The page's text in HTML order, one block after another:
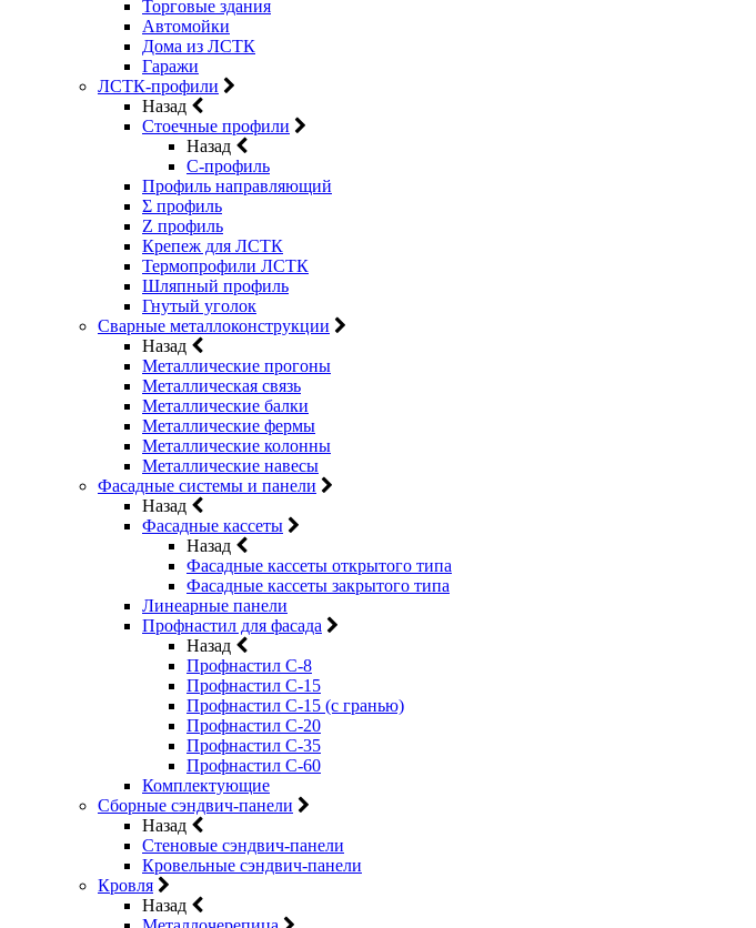
Торговые здания
Автомойки
Дома из ЛСТК
Гаражи
ЛСТК-профили
Назад
Стоечные профили
Назад
C-профиль
Профиль направляющий
Σ профиль
Z профиль
Крепеж для ЛСТК
Термопрофили ЛСТК
Шляпный профиль
Гнутый уголок
Сварные металлоконструкции
Назад
Металлические прогоны
Металлическая связь
Металлические балки
Металлические фермы
Металлические колонны
Металлические навесы
Фасадные системы и панели
Назад
Фасадные кассеты
Назад
Фасадные кассеты открытого типа
Фасадные кассеты закрытого типа
Линеарные панели
Профнастил для фасада
Назад
Профнастил С-8
Профнастил С-15
Профнастил С-15 (с гранью)
Профнастил С-20
Профнастил С-35
Профнастил С-60
Комплектующие
Сборные сэндвич-панели
Назад
Стеновые сэндвич-панели
Кровельные сэндвич-панели
Кровля
Назад